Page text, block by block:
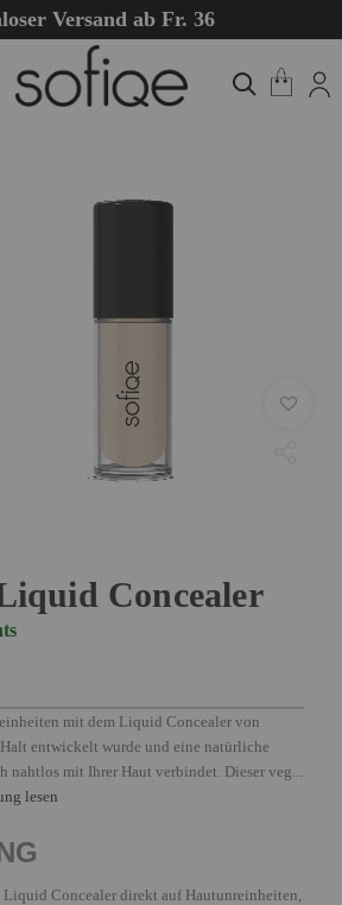
Versand ab Fr. 36
Concealer
mit dem Liquid Concealer von
entwickelt wurde und eine natürliche
nahtlos mit Ihrer Haut verbindet. Dieser veg...
lesen
Liquid Concealer direkt auf Hautunreinheiten,